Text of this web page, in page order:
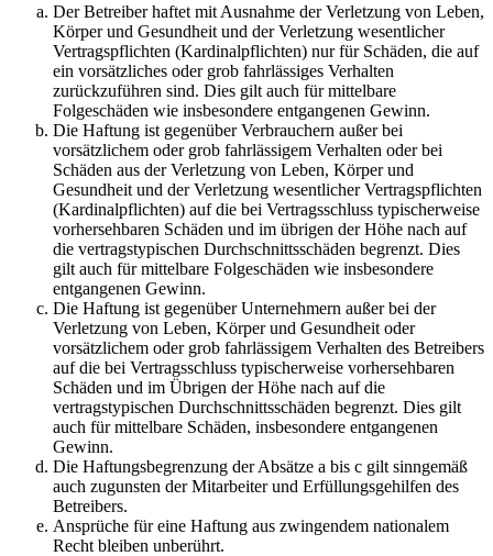
Der Betreiber haftet mit Ausnahme der Verletzung von Leben,
Körper und Gesundheit und der Verletzung wesentlicher
Vertragspflichten (Kardinalpflichten) nur für Schäden, die auf
ein vorsätzliches oder grob fahrlässiges Verhalten
zurückzuführen sind. Dies gilt auch für mittelbare
Folgeschäden wie insbesondere entgangenen Gewinn.
Die Haftung ist gegenüber Verbrauchern außer bei
vorsätzlichem oder grob fahrlässigem Verhalten oder bei
Schäden aus der Verletzung von Leben, Körper und
Gesundheit und der Verletzung wesentlicher Vertragspflichten
(Kardinalpflichten) auf die bei Vertragsschluss typischerweise
vorhersehbaren Schäden und im übrigen der Höhe nach auf
die vertragstypischen Durchschnittsschäden begrenzt. Dies
gilt auch für mittelbare Folgeschäden wie insbesondere
entgangenen Gewinn.
Die Haftung ist gegenüber Unternehmern außer bei der
Verletzung von Leben, Körper und Gesundheit oder
vorsätzlichem oder grob fahrlässigem Verhalten des Betreibers
auf die bei Vertragsschluss typischerweise vorhersehbaren
Schäden und im Übrigen der Höhe nach auf die
vertragstypischen Durchschnittsschäden begrenzt. Dies gilt
auch für mittelbare Schäden, insbesondere entgangenen
Gewinn.
Die Haftungsbegrenzung der Absätze a bis c gilt sinngemäß
auch zugunsten der Mitarbeiter und Erfüllungsgehilfen des
Betreibers.
Ansprüche für eine Haftung aus zwingendem nationalem
Recht bleiben unberührt.